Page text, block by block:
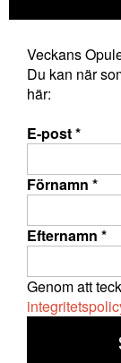
Veckans
Du kan när
här:
E-post*
Förnamn *
Efternamn *
Genom att